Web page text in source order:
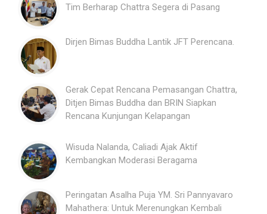
Tim Berharap Chattra Segera di Pasang
Dirjen Bimas Buddha Lantik JFT Perencana.
Gerak Cepat Rencana Pemasangan Chattra,
Ditjen Bimas Buddha dan BRIN Siapkan
Rencana Kunjungan Kelapangan
Wisuda Nalanda, Caliadi Ajak Aktif
Kembangkan Moderasi Beragama
Peringatan Asalha Puja YM. Sri Pannyavaro
Mahathera: Untuk Merenungkan Kembali